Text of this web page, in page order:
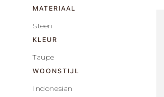
MATERIAAL
Steen
KLEUR
Taupe
WOONSTIJL
Indonesian